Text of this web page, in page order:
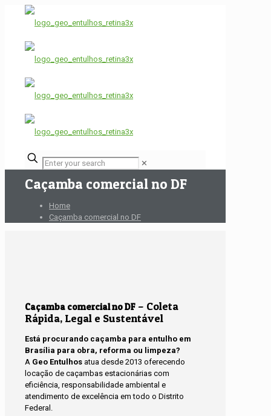
✕
Caçamba comercial no DF
Home
Caçamba comercial no DF
Caçamba comercial no DF – Coleta
Rápida, Legal e Sustentável
Está procurando caçamba para entulho em
Brasília para obra, reforma ou limpeza?
A Geo Entulhos atua desde 2013 oferecendo
locação de caçambas estacionárias com
eficiência, responsabilidade ambiental e
atendimento de excelência em todo o Distrito
Federal.